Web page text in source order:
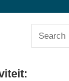
Search
for: